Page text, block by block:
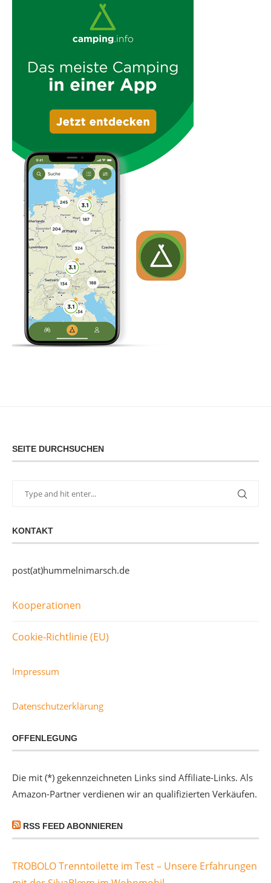
SEITE DURCHSUCHEN
KONTAKT
post(at)hummelnimarsch.de
Kooperationen
Cookie-Richtlinie (EU)
Impressum
Datenschutzerklärung
OFFENLEGUNG
Die mit (*) gekennzeichneten Links sind Affiliate-Links. Als
Amazon-Partner verdienen wir an qualifizierten Verkäufen.
RSS FEED ABONNIEREN
TROBOLO Trenntoilette im Test – Unsere Erfahrungen